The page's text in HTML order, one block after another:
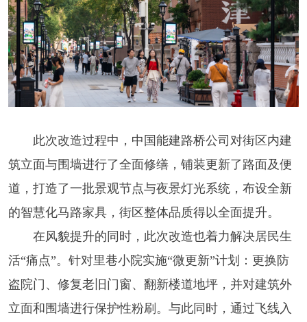
此次改造过程中，中国能建路桥公司对街区内建
筑立面与围墙进行了全面修缮，铺装更新了路面及便
道，打造了一批景观节点与夜景灯光系统，布设全新
的智慧化马路家具，街区整体品质得以全面提升。
在风貌提升的同时，此次改造也着力解决居民生
活“痛点”。针对里巷小院实施“微更新”计划：更换防
盗院门、修复老旧门窗、翻新楼道地坪，并对建筑外
立面和围墙进行保护性粉刷。与此同时，通过飞线入